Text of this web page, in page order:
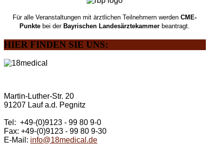
Für alle Veranstaltungen mit ärztlichen Teilnehmern werdenCME-
Punkte bei derBayrischen Landesärztekammer beantragt.
HIER FINDEN SIE UNS:
Martin-Luther-Str. 20
91207 Lauf a.d. Pegnitz
Tel: +49-(0)9123 - 99 80 9-0
Fax: +49-(0)9123 - 99 80 9-30
E-Mail: info@18medical.de